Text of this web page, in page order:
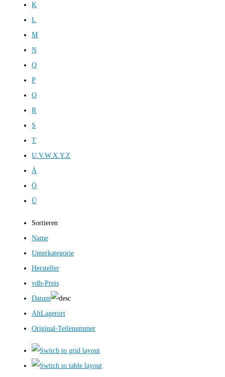
K
L
M
N
O
P
Q
R
S
T
U.V.W.X.Y.Z
Ä
Ö
Ü
Sortieren
Name
Unterkategorie
Hersteller
vdh-Preis
Datum
AltLagerort
Original-Teilenummer